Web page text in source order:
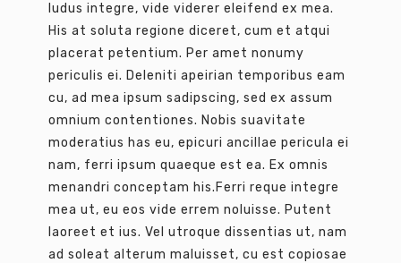
ludus integre, vide viderer eleifend ex mea.
His at soluta regione diceret, cum et atqui
placerat petentium. Per amet nonumy
periculis ei. Deleniti apeirian temporibus eam
cu, ad mea ipsum sadipscing, sed ex assum
omnium contentiones. Nobis suavitate
moderatius has eu, epicuri ancillae pericula ei
nam, ferri ipsum quaeque est ea. Ex omnis
menandri conceptam his.Ferri reque integre
mea ut, eu eos vide errem noluisse. Putent
laoreet et ius. Vel utroque dissentias ut, nam
ad soleat alterum maluisset, cu est copiosae